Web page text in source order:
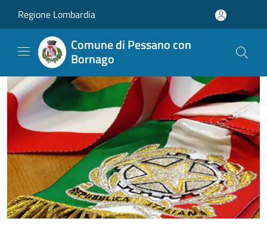
Regione Lombardia
Comune di Pessano con
Bornago